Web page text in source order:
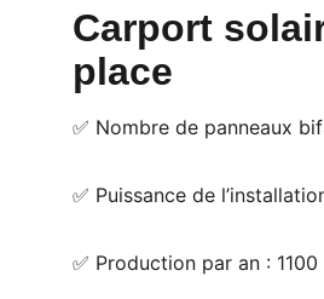
Carport
place
✅ Nombre de panneaux
✅ Puissance de
✅ Production par an :